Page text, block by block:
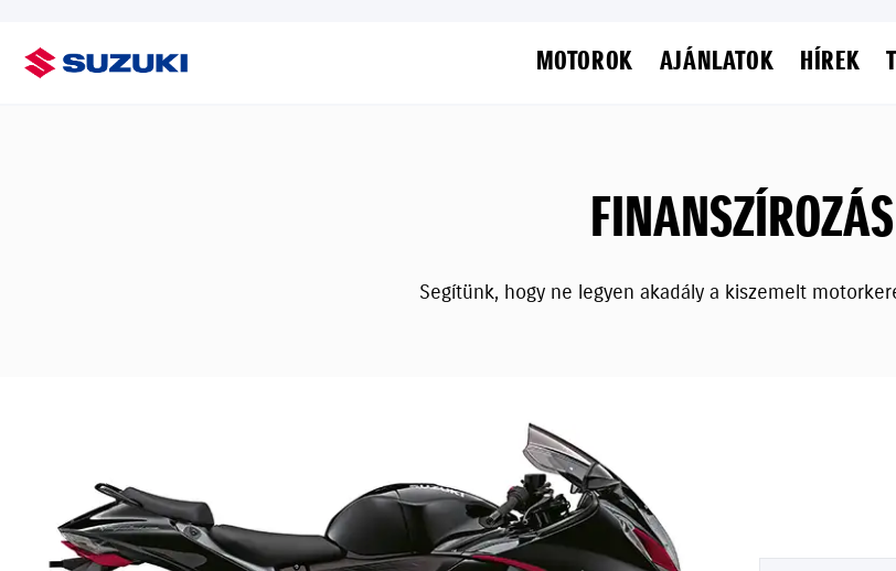
MOTOROK AJÁNLATOK HÍREK
FINANSZÍROZÁS
Segítünk, hogy ne legyen akadály a kiszemelt